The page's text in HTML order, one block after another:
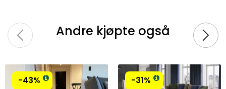
Andre kjøpte også
-43% -31%